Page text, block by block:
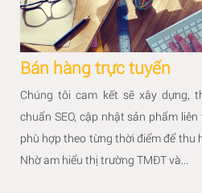
Bán hàng trực tuyến
Chúng tôi cam kết sẽ xây dựng,
chuẩn SEO, cập nhật sản phẩm
phù hợp theo từng thời điểm để thu
Nhờ am hiểu thị trường TMĐT và...